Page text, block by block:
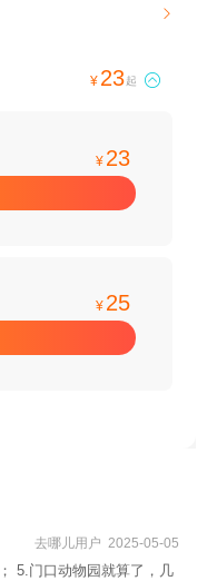

¥ 23起 
¥ 23
¥ 25
去哪儿用户 2025-05-05
5.门口动物园就算了，几